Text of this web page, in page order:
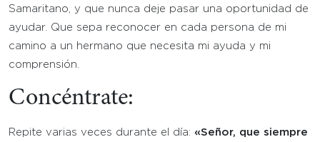
Samaritano, y que nunca deje pasar una oportunidad de
ayudar. Que sepa reconocer en cada persona de mi
camino a un hermano que necesita mi ayuda y mi
comprensión.
Concéntrate:
Repite varias veces durante el día: «Señor, que siempre